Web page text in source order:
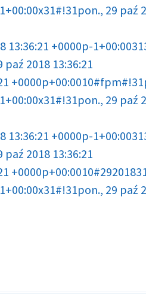
29 paź
13:36:21 +0000p-
2018 13:36:21
29 paź
13:36:21 +0000p-
2018 13:36:21
29 paź